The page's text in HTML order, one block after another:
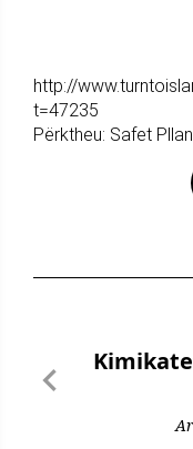
http://
t=47235
Përktheu: Safet